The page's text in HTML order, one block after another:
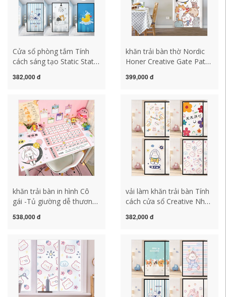
Cửa sổ phòng tắm Tính
cách sáng tạo Static Static
Transmittance là mờ đục
chống lại Khăn trải bàn
caro, nhựa mua khăn trải
bàn
382,000 đ
khăn trải bàn thờ Nordic
Honer Creative Gate Patch
giấy Mang theo Bian
Hình nền bản thân khăn
trải bàn chống thấm khăn
trải bàn
399,000 đ
khăn trải bàn in hình Cô
gái -Tủ giường dễ thương
vải bằng vải đệm phòng
thấm nước không thấm
nước rửa sạch không
thấm nước miễn phí khăn
trải bàn kính đẹp khăn trải
bàn bằng nhựa
538,000 đ
vải làm khăn trải bàn Tính
cách cửa sổ Creative Nhãn
trong suốt độ sáng trong
lại tất cả các loại kem
chống nắng toàn diện
khăn trải bàn dài khăn trải
bàn hội nghị đẹp
382,000 đ